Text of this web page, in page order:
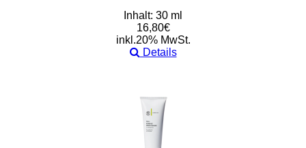
Inhalt: 30 ml
16,80€
inkl.20% MwSt.
Details